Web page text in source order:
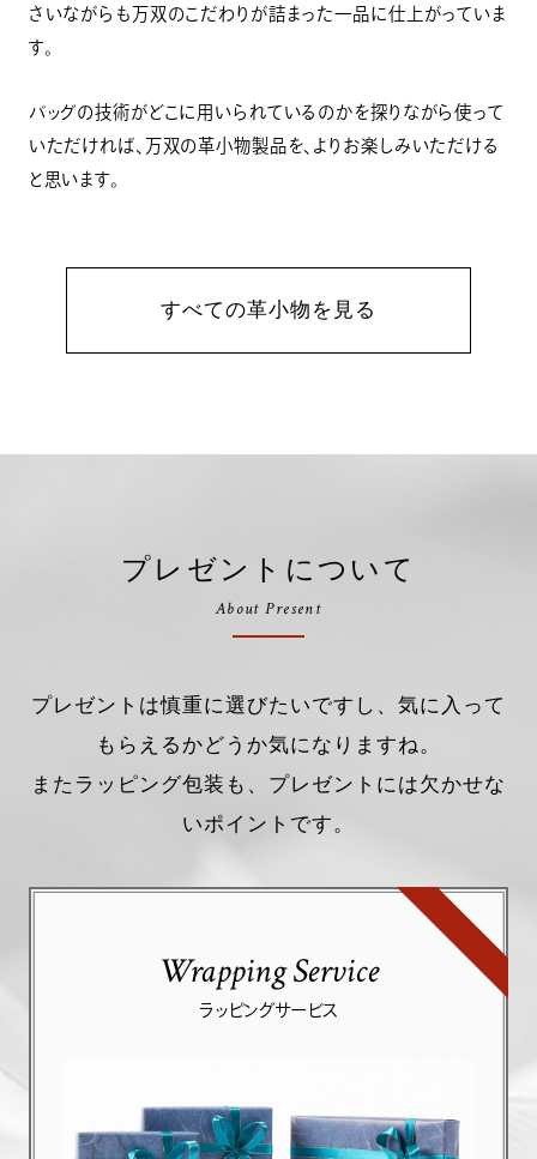
さいながらも万双のこだわりが詰まった一品に仕上がっていま
す。
バッグの技術がどこに用いられているのかを探りながら使って
いただければ、万双の革小物製品を、よりお楽しみいただける
と思います。
すべての革小物を見る
プレゼントについて
About Present
プレゼントは慎重に選びたいですし、気に入って
もらえるかどうか気になりますね。
またラッピング包装も、プレゼントには欠かせな
いポイントです。
Wrapping Service
ラッピングサービス